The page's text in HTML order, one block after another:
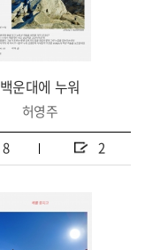
백운대에 누워
허영주
8
2